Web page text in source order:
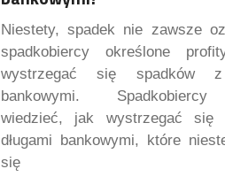
Niestety, spadek nie zawsze
spadkobiercy określone
wystrzegać się spadków z
bankowymi.
wiedzieć, jak wystrzegać się
długami bankowymi, które
się